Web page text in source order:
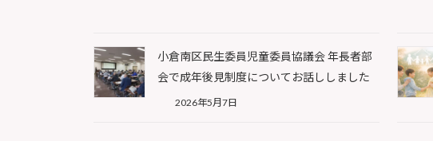
小倉南区民生委員児童委員協議会 年長者部
会で成年後見制度についてお話ししました
2026年5月7日